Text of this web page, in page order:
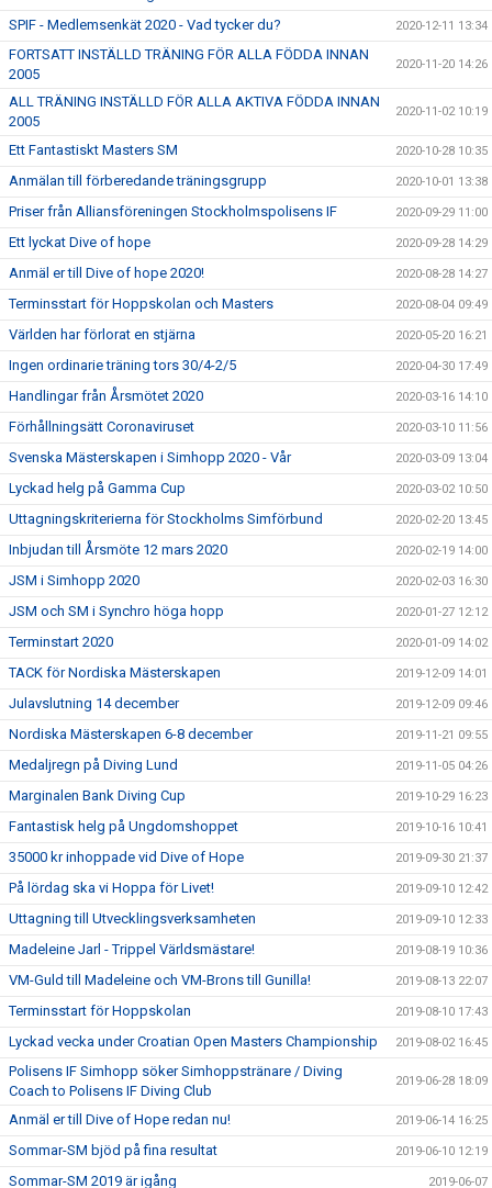
SPIF - Medlemsenkät 2020 - Vad tycker du? 2020-12-11 13:34
FORTSATT INSTÄLLD TRÄNING FÖR ALLA FÖDDA INNAN
2005
2020-11-20 14:26
ALL TRÄNING INSTÄLLD FÖR ALLA AKTIVA FÖDDA INNAN
2005
2020-11-02 10:19
Ett Fantastiskt Masters SM 2020-10-28 10:35
Anmälan till förberedande träningsgrupp 2020-10-01 13:38
Priser från Alliansföreningen Stockholmspolisens IF 2020-09-29 11:00
Ett lyckat Dive of hope 2020-09-28 14:29
Anmäl er till Dive of hope 2020! 2020-08-28 14:27
Terminsstart för Hoppskolan och Masters 2020-08-04 09:49
Världen har förlorat en stjärna 2020-05-20 16:21
Ingen ordinarie träning tors 30/4-2/5 2020-04-30 17:49
Handlingar från Årsmötet 2020 2020-03-16 14:10
Förhållningsätt Coronaviruset 2020-03-10 11:56
Svenska Mästerskapen i Simhopp 2020 - Vår 2020-03-09 13:04
Lyckad helg på Gamma Cup 2020-03-02 10:50
Uttagningskriterierna för Stockholms Simförbund 2020-02-20 13:45
Inbjudan till Årsmöte 12 mars 2020 2020-02-19 14:00
JSM i Simhopp 2020 2020-02-03 16:30
JSM och SM i Synchro höga hopp 2020-01-27 12:12
Terminstart 2020 2020-01-09 14:02
TACK för Nordiska Mästerskapen 2019-12-09 14:01
Julavslutning 14 december 2019-12-09 09:46
Nordiska Mästerskapen 6-8 december 2019-11-21 09:55
Medaljregn på Diving Lund 2019-11-05 04:26
Marginalen Bank Diving Cup 2019-10-29 16:23
Fantastisk helg på Ungdomshoppet 2019-10-16 10:41
35000 kr inhoppade vid Dive of Hope 2019-09-30 21:37
På lördag ska vi Hoppa för Livet! 2019-09-10 12:42
Uttagning till Utvecklingsverksamheten 2019-09-10 12:33
Madeleine Jarl - Trippel Världsmästare! 2019-08-19 10:36
VM-Guld till Madeleine och VM-Brons till Gunilla! 2019-08-13 22:07
Terminsstart för Hoppskolan 2019-08-10 17:43
Lyckad vecka under Croatian Open Masters Championship 2019-08-02 16:45
Polisens IF Simhopp söker Simhoppstränare / Diving
Coach to Polisens IF Diving Club
2019-06-28 18:09
Anmäl er till Dive of Hope redan nu! 2019-06-14 16:25
Sommar-SM bjöd på fina resultat 2019-06-10 12:19
Sommar-SM 2019 är igång 2019-06-07